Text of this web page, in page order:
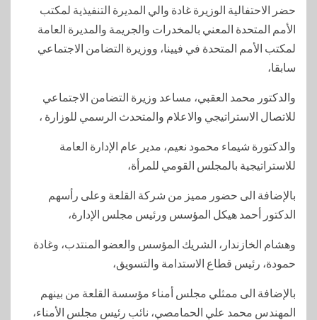
حضر الاحتفالية الوزيرة غادة والي المديرة التنفيذية لمكتب
الأمم المتحدة المعني بالمخدرات والجريمة والمديرة العامة
لمكتب الأمم المتحدة في فيينا، ووزيرة التضامن الاجتماعي
سابقا،
والدكتور محمد العقبي، مساعد وزيرة التضامن الاجتماعي
للاتصال الاستراتيجي والاعلام والمتحدث الرسمي للوزارة ،
والدكتورة شيماء محمود نعيم، مدير عام الإدارة العامة
للاستراتيجية بالمجلس القومي للمرأة،
بالإضافة الى حضور مميز من شركة القلعة وعلى رأسهم
الدكتور أحمد هيكل المؤسس ورئيس مجلس الإدارة،
وهشام الخازندار، الشريك المؤسس والعضو المنتدب، وغادة
حمودة، رئيس قطاع الاستدامة والتسويق،
بالإضافة الى ممثلي مجلس أمناء مؤسسة القلعة من بينهم
المهندس محمد علي الحمامصي، نائب رئيس مجلس الأمناء،